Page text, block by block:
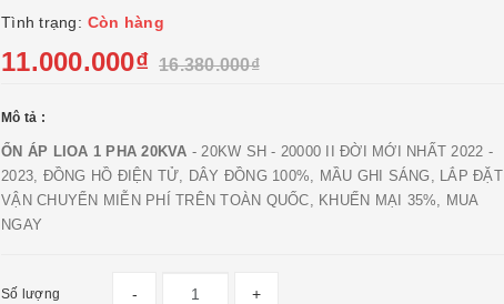
Tình trạng: Còn hàng
11.000.000₫ 16.380.000₫
Mô tả :
ỔN ÁP LIOA 1 PHA 20KVA - 20KW SH - 20000 II ĐỜI MỚI NHẤT 2022 -
2023, ĐỒNG HỒ ĐIỆN TỬ, DÂY ĐỒNG 100%, MẦU GHI SÁNG, LẮP ĐẶT
VẬN CHUYỂN MIỄN PHÍ TRÊN TOÀN QUỐC, KHUẾN MẠI 35%, MUA
NGAY
Số lượng - +